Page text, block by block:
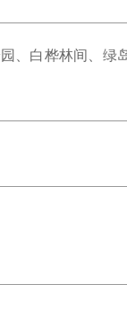
、白桦林间、绿